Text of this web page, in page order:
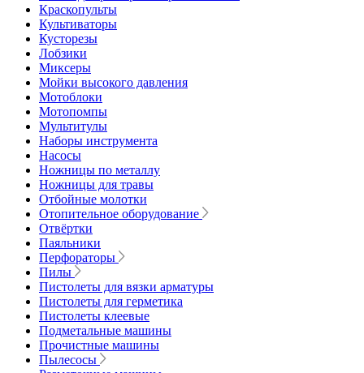
Краскопульты
Культиваторы
Кусторезы
Лобзики
Миксеры
Мойки высокого давления
Мотоблоки
Мотопомпы
Мультитулы
Наборы инструмента
Насосы
Ножницы по металлу
Ножницы для травы
Отбойные молотки
Отопительное оборудование
Отвёртки
Паяльники
Перфораторы
Пилы
Пистолеты для вязки арматуры
Пистолеты для герметика
Пистолеты клеевые
Подметальные машины
Прочистные машины
Пылесосы